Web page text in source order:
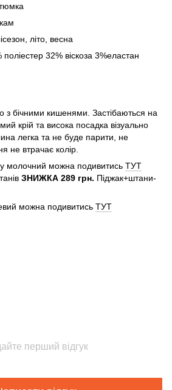
літо, весна
поліестер 32% віскоза 3%еластан
з бічними кишенями. Застібаються на
крій та висока посадка візуально
легка та не буде парити, не
не втрачає колір.
молочний можна подивитись ТУТ
ЗНИЖКА 289 грн. Піджак+штани-
можна подивитись ТУТ
перший відгук